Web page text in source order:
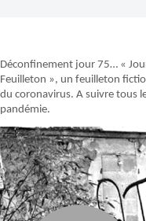
Déconfinement jour 75… «
Feuilleton », un feuilleton
du coronavirus. A suivre tous
pandémie.